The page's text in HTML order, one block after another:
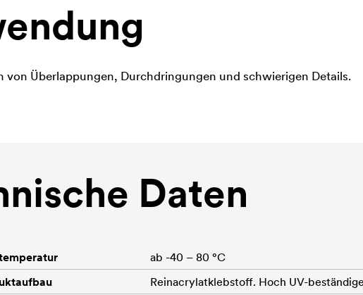
von Überlappungen, Durchdringungen und schwierigen Details.
Daten
ab -40 – 80 °C
Reinacrylatklebstoff. Hoch UV-